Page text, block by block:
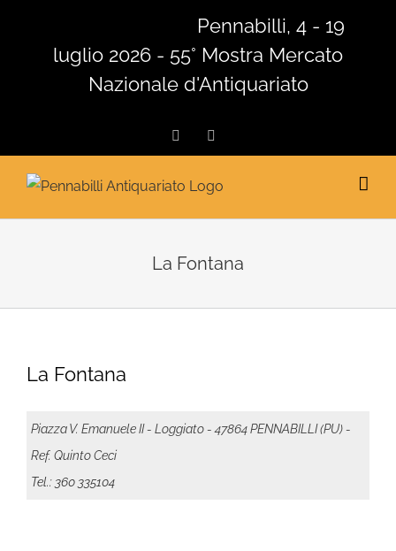
contenuto
Pennabilli, 4 - 19
luglio 2026 - 55° Mostra Mercato
Nazionale d'Antiquariato
Facebook
La Fontana
La Fontana
Piazza V. Emanuele II - Loggiato - 47864 PENNABILLI (PU) -
Ref. Quinto Ceci
Tel.: 360 335104